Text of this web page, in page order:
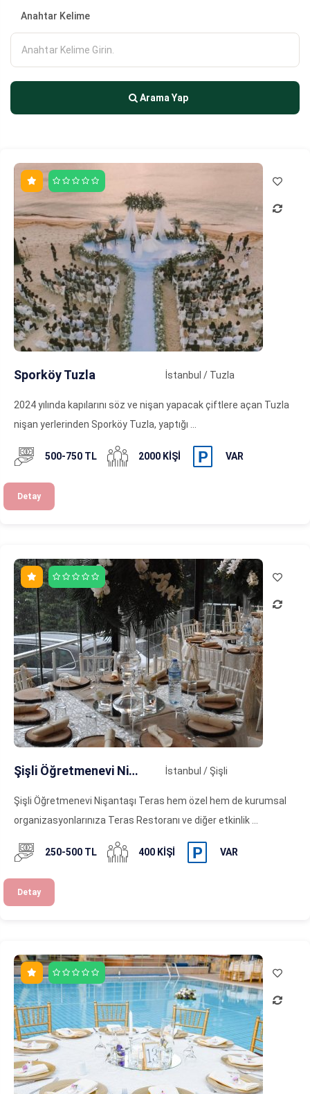
Anahtar Kelime
Arama Yap
Sporköy Tuzla İstanbul / Tuzla
2024 yılında kapılarını söz ve nişan yapacak çiftlere açan Tuzla
nişan yerlerinden Sporköy Tuzla, yaptığı ...
500-750 TL 2000 KIŞI VAR
Detay
Şişli Öğretmenevi Nişantaşı Teras İstanbul / Şişli
Şişli Öğretmenevi Nişantaşı Teras hem özel hem de kurumsal
organizasyonlarınıza Teras Restoranı ve diğer etkinlik ...
250-500 TL 400 KIŞI VAR
Detay